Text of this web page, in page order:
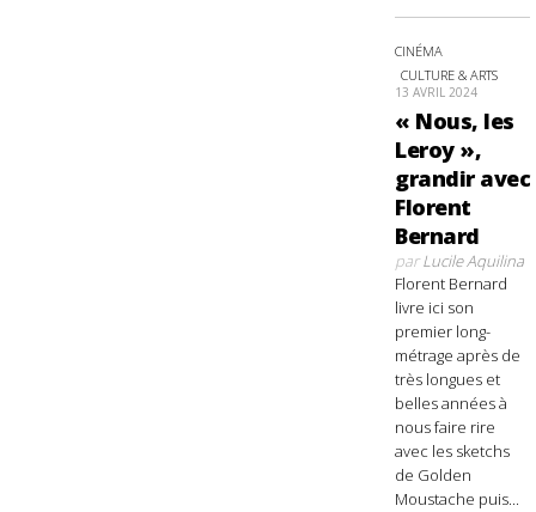
CINÉMA
CULTURE & ARTS
13 AVRIL 2024
« Nous, les
Leroy »,
grandir avec
Florent
Bernard
parLucile Aquilina
Florent Bernard
livre ici son
premier long-
métrage après de
très longues et
belles années à
nous faire rire
avec les sketchs
de Golden
Moustache puis...